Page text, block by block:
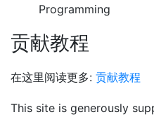
Programming
贡献教程
在这里阅读更多: 贡献教程
This site is generously